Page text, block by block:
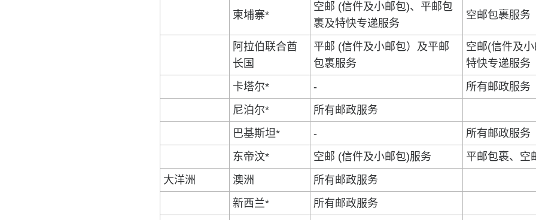
柬埔寨*
空邮 (信件及小邮包)、平邮包
裹及特快专递服务
空邮包裹服务
阿拉伯联合酋
长国
平邮 (信件及小邮包）及平邮
包裹服务
空邮(信件及
特快专递服务
卡塔尔*
-
所有邮政服务
尼泊尔*
所有邮政服务
巴基斯坦*
-
所有邮政服务
东帝汶*
空邮 (信件及小邮包)服务
平邮包裹、空
大洋洲
澳洲
所有邮政服务
新西兰*
所有邮政服务